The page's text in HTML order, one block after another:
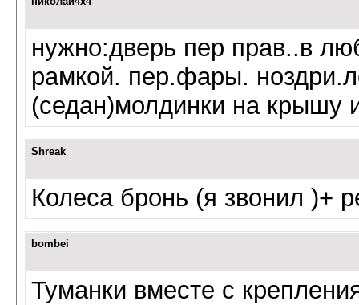
нужно:дверь пер прав..в
рамкой. пер.фары.
(седан)молдинки на крышу
Shreak
Колеса бронь (я звонил )+
bombei
Туманки вместе с